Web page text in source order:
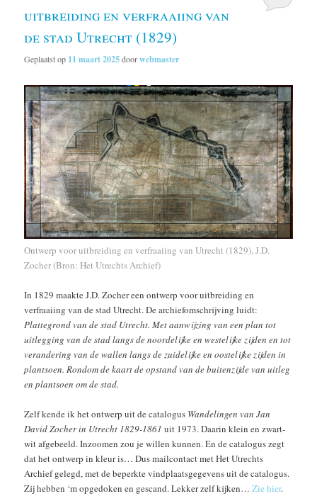
uitbreiding en verfraaiing van
de stad Utrecht (1829)
Geplaatst op 11 maart 2025doorwebmaster
Ontwerp voor uitbreiding en verfraaiing van Utrecht (1829), J.D.
Zocher (Bron: Het Utrechts Archief)
In 1829 maakte J.D. Zocher een ontwerp voor uitbreiding en
verfraaiing van de stad Utrecht. De archiefomschrijving luidt:
Plattegrond van de stad Utrecht. Met aanwijzing van een plan tot
uitlegging van de stad langs de noordelijke en westelijke zijden en tot
verandering van de wallen langs de zuidelijke en oostelijke zijden in
plantsoen. Rondom de kaart de opstand van de buitenzijde van uitleg
en plantsoen om de stad.
Zelf kende ik het ontwerp uit de catalogus Wandelingen van Jan
David Zocher in Utrecht 1829-1861 uit 1973. Daarin klein en zwart-
wit afgebeeld. Inzoomen zou je willen kunnen. En de catalogus zegt
dat het ontwerp in kleur is… Dus mailcontact met Het Utrechts
Archief gelegd, met de beperkte vindplaatsgegevens uit de catalogus.
Zij hebben ‘m opgedoken en gescand. Lekker zelf kijken…Zie hier.